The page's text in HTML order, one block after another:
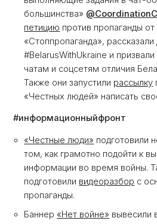
большинства»
петицию против пропаганды
«Стоппропаганда»,
#BelarusWithUkraine и
чатам и соцсетям отличия
Также они запустили рассылку
«Честных людей» написать
#информационныйфронт
«Честные люди» подготовили
том, как грамотно подойти к
информации во время войны.
подготовили видеоразбор с
пропаганды.
Баннер «Нет войне» вывесили